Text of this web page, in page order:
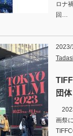
ロナ
回…
2023/
団
画祭